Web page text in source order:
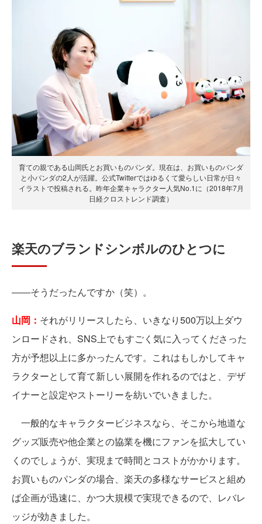
育ての親である山岡氏とお買いものパンダ。現在は、お買いものパンダ
と小パンダの2人が活躍。公式Twitterではゆるくて愛らしい日常が日々
イラストで投稿される。昨年企業キャラクター人気No.1に（2018年7月
日経クロストレンド調査）
楽天のブランドシンボルのひとつに
――そうだったんですか（笑）。
山岡： それがリリースしたら、いきなり500万以上ダウ
ンロードされ、SNS上でもすごく気に入ってくださった
方が予想以上に多かったんです。これはもしかしてキャ
ラクターとして育て新しい展開を作れるのではと、デザ
イナーと設定やストーリーを紡いでいきました。
一般的なキャラクタービジネスなら、そこから地道な
グッズ販売や他企業との協業を機にファンを拡大してい
くのでしょうが、実現まで時間とコストがかかります。
お買いものパンダの場合、楽天の多様なサービスと組め
ば企画が迅速に、かつ大規模で実現できるので、レバレ
ッジが効きました。